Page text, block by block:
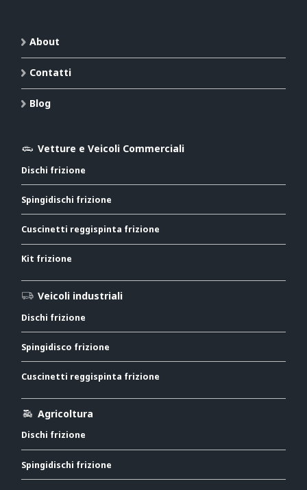
About
Contatti
Blog
Vetture e Veicoli Commerciali
Dischi frizione
Spingidischi frizione
Cuscinetti reggispinta frizione
Kit frizione
Veicoli industriali
Dischi frizione
Spingidisco frizione
Cuscinetti reggispinta frizione
Agricoltura
Dischi frizione
Spingidischi frizione